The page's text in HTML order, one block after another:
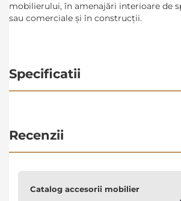
mobilierului, în amenajări interioare de
sau comerciale și în construcții.
Specificatii
Recenzii
Catalog accesorii mobilier